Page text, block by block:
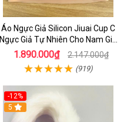
Áo Ngực Giả Silicon Jiuai Cup C
Ngực Giả Tự Nhiên Cho Nam Giả
Gái, Drag Queen
1.890.000₫ 2.147.000₫
(919)
-12%
5